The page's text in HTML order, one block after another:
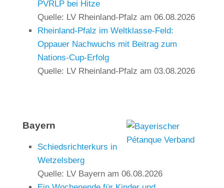
PVRLP bei Hitze
Quelle: LV Rheinland-Pfalz am 06.08.2026
Rheinland‑Pfalz im Weltklasse‑Feld:
Oppauer Nachwuchs mit Beitrag zum
Nations‑Cup‑Erfolg
Quelle: LV Rheinland-Pfalz am 03.08.2026
Bayern
Schiedsrichterkurs in
Wetzelsberg
Quelle: LV Bayern am 06.08.2026